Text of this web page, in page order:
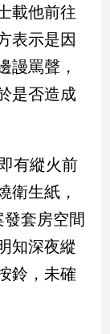
載他前往
表示是因
謾罵聲，
是否造成
有縱火前
衛生紙，
套房空間
知深夜縱
鈴，未確